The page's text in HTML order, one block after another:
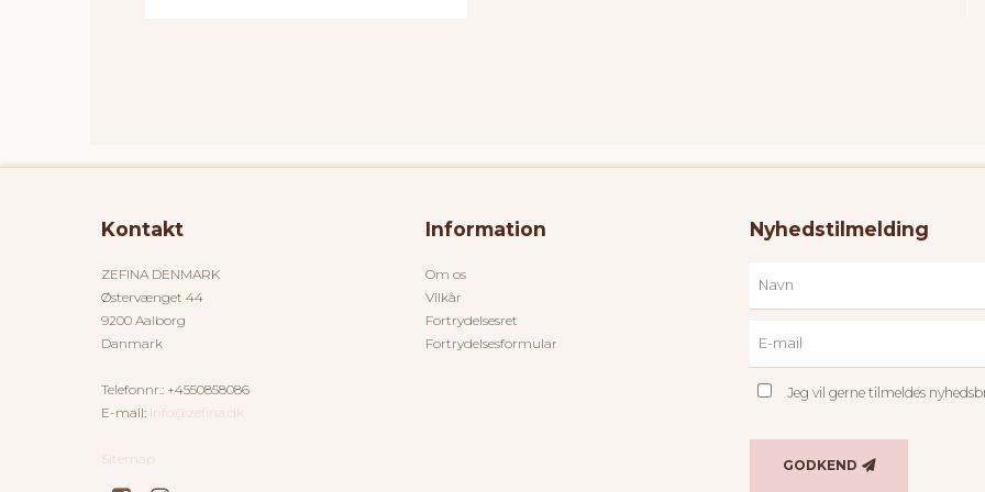
Kontakt
ZEFINA DENMARK
Østervænget 44
9200 Aalborg
Danmark
Telefonnr.: +4550858086
E-mail: Info@zefina.dk
Sitemap
Information
Om os
Vilkår
Fortrydelsesret
Fortrydelsesformular
Nyhedstilmelding
Jeg vil gerne tilmeldes
GODKEND